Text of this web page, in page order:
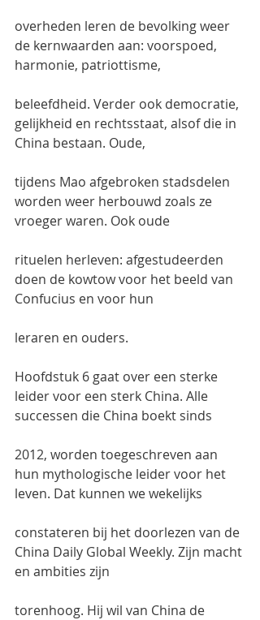
overheden leren de bevolking weer
de kernwaarden aan: voorspoed,
harmonie, patriottisme,
beleefdheid. Verder ook democratie,
gelijkheid en rechtsstaat, alsof die in
China bestaan. Oude,
tijdens Mao afgebroken stadsdelen
worden weer herbouwd zoals ze
vroeger waren. Ook oude
rituelen herleven: afgestudeerden
doen de kowtow voor het beeld van
Confucius en voor hun
leraren en ouders.
Hoofdstuk 6 gaat over een sterke
leider voor een sterk China. Alle
successen die China boekt sinds
2012, worden toegeschreven aan
hun mythologische leider voor het
leven. Dat kunnen we wekelijks
constateren bij het doorlezen van de
China Daily Global Weekly. Zijn macht
en ambities zijn
torenhoog. Hij wil van China de